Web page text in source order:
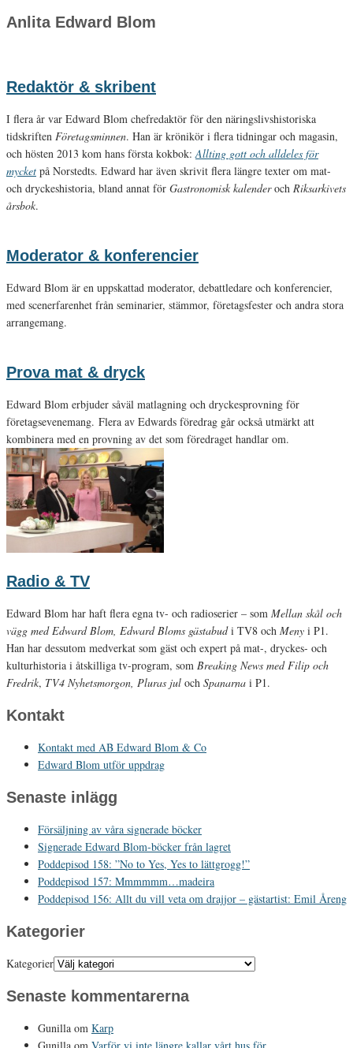
Anlita Edward Blom
Redaktör & skribent
I flera år var Edward Blom chefredaktör för den näringslivshistoriska
tidskriften Företagsminnen. Han är krönikör i flera tidningar och magasin,
och hösten 2013 kom hans första kokbok:Allting gott och alldeles för
mycket på Norstedts. Edward har även skrivit flera längre texter om mat-
och dryckeshistoria, bland annat för Gastronomisk kalenderoch Riksarkivets
årsbok.
Moderator & konferencier
Edward Blom är en uppskattad moderator, debattledare och konferencier,
med scenerfarenhet från seminarier, stämmor, företagsfester och andra stora
arrangemang.
Prova mat & dryck
Edward Blom erbjuder såväl matlagning och dryckesprovning för
företagsevenemang. Flera av Edwards föredrag går också utmärkt att
kombinera med en provning av det som föredraget handlar om.
Radio & TV
Edward Blom har haft flera egna tv- och radioserier – som Mellan skål och
vägg med Edward Blom, Edward Bloms gästabudi TV8 och Meny i P1.
Han har dessutom medverkat som gäst och expert på mat-, dryckes- och
kulturhistoria i åtskilliga tv-program, som Breaking News med Filip och
Fredrik, TV4 Nyhetsmorgon, Pluras jul och Spanarna i P1.
Kontakt
Kontakt med AB Edward Blom & Co
Edward Blom utför uppdrag
Senaste inlägg
Försäljning av våra signerade böcker
Signerade Edward Blom-böcker från lagret
Poddepisod 158: ”No to Yes, Yes to lättgrogg!”
Poddepisod 157: Mmmmmm…madeira
Poddepisod 156: Allt du vill veta om drajjor – gästartist: Emil Åreng
Kategorier
Kategorier
Senaste kommentarerna
Gunilla om Karp